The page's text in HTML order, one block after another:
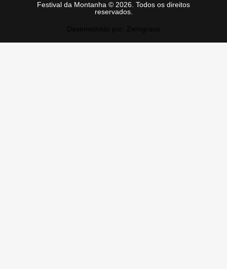
Festival da Montanha © 2026. Todos os direitos
reservados.